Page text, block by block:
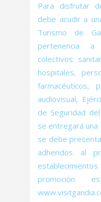
Para disfrutar
debe acudir a
Turismo de
pertenencia
colectivos:
hospitales,
farmacéuticos,
audiovisual,
de Seguridad
se entregará
se debe
adheridos al
promoción